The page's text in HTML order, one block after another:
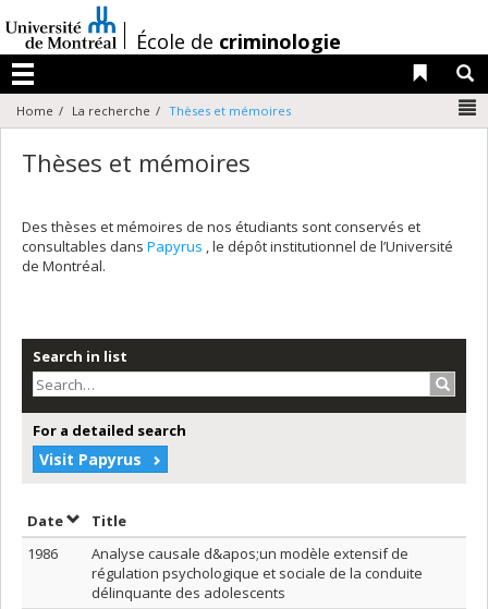
au
contenu
/École de criminologie
Menu
Liens
Home La recherche Thèses et mémoires
Thèses et mémoires
Des thèses et mémoires de nos étudiants sont conservés et
consultables dans Papyrus , le dépôt institutionnel de l’Université
de Montréal.
Search in list
For a detailed search
Visit Papyrus
DateSort by date in ascending order
Title
1986
Analyse causale d&apos;un modèle extensif de
régulation psychologique et sociale de la conduite
délinquante des adolescents